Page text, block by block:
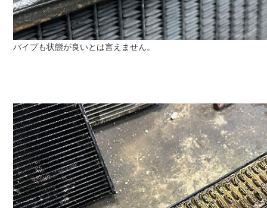
パイプも状態が良いとは言えません。